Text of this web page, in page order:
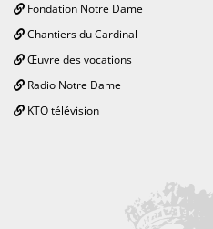
Fondation Notre Dame
Chantiers du Cardinal
Œuvre des vocations
Radio Notre Dame
KTO télévision